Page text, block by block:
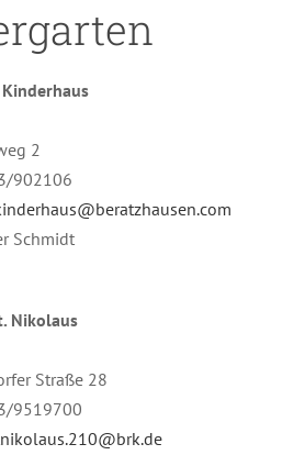
2
902106
Schmidt
Nikolaus
Straße 28
9519700